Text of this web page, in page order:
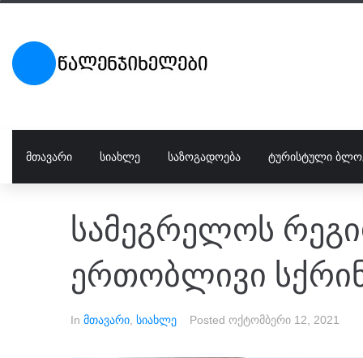
ᲛᲗᲐᲕᲐᲠᲘ ᲡᲘᲐᲮᲚᲔ ᲡᲐᲖᲝᲒᲐᲓᲝᲔᲑᲐ ᲢᲣᲠᲘᲡᲢᲣᲚᲘ
სამეგრელოს
ერთობლივი
In მთავარი სიახლე Posted ოქტომბერი 12, 2021